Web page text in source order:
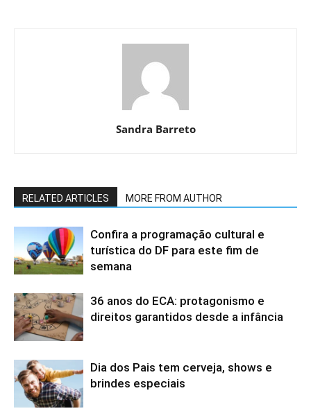
Sandra Barreto
RELATED ARTICLES MORE FROM AUTHOR
Confira a programação cultural e
turística do DF para este fim de
semana
36 anos do ECA: protagonismo e
direitos garantidos desde a infância
Dia dos Pais tem cerveja, shows e
brindes especiais